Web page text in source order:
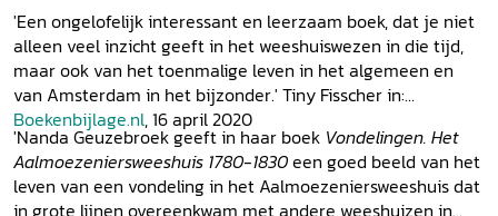
'Een ongelofelijk interessant en leerzaam boek, dat je niet
alleen veel inzicht geeft in het weeshuiswezen in die tijd,
maar ook van het toenmalige leven in het algemeen en
van Amsterdam in het bijzonder.' Tiny Fisscher in:
Boekenbijlage.nl, 16 april 2020
'Nanda Geuzebroek geeft in haar boek Vondelingen. Het
Aalmoezeniersweeshuis 1780-1830een goed beeld van het
leven van een vondeling in het Aalmoezeniersweeshuis dat
in grote lijnen overeenkwam met andere weeshuizen in